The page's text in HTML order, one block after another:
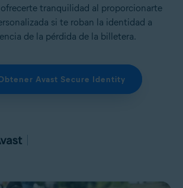
tranquilidad al proporcionarte
si te roban la identidad a
de la pérdida de la billetera.
Avast Secure Identity